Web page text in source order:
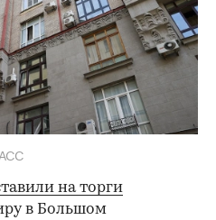
на торги
в Большом